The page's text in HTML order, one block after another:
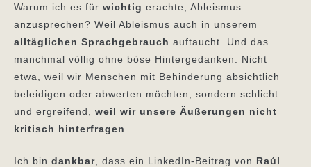
Warum ich es für wichtig erachte, Ableismus
anzusprechen? Weil Ableismus auch in unserem
alltäglichen Sprachgebrauch auftaucht. Und das
manchmal völlig ohne böse Hintergedanken. Nicht
etwa, weil wir Menschen mit Behinderung absichtlich
beleidigen oder abwerten möchten, sondern schlicht
und ergreifend, weil wir unsere Äußerungen nicht
kritisch hinterfragen
Ich bin dankbar , dass ein LinkedIn-Beitrag von Raúl